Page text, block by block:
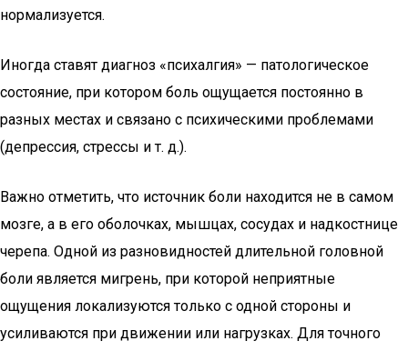
нормализуется.
Иногда ставят диагноз «психалгия» — патологическое
состояние, при котором боль ощущается постоянно в
разных местах и связано с психическими проблемами
(депрессия, стрессы и т. д.).
Важно отметить, что источник боли находится не в самом
мозге, а в его оболочках, мышцах, сосудах и надкостнице
черепа. Одной из разновидностей длительной головной
боли является мигрень, при которой неприятные
ощущения локализуются только с одной стороны и
усиливаются при движении или нагрузках. Для точного